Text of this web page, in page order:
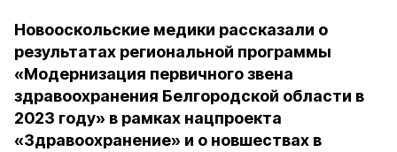
Новооскольские медики рассказали о
результатах региональной программы
«Модернизация первичного звена
здравоохранения Белгородской области в
2023 году» в рамках нацпроекта
«Здравоохранение» и о новшествах в